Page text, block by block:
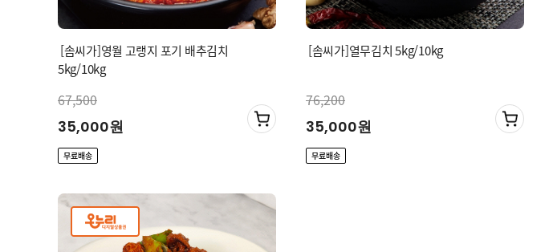
[솜씨가]영월 고랭지 포기 배추김치
5kg/10kg
67,500
35,000원
무료배송
[솜씨가]열무김치 5kg/10kg
76,200
35,000원
무료배송